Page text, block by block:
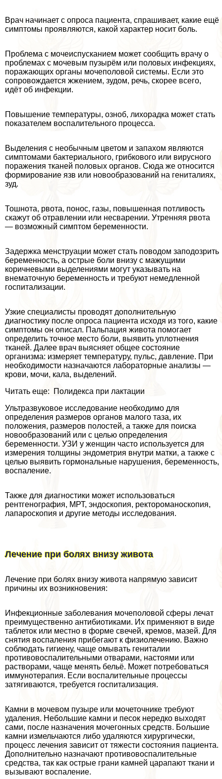
Врач начинает с опроса пациента, спрашивает, какие ещё
симптомы проявляются, какой хаpaктер носит боль.
Проблема с мочеиспусканием может сообщить врачу о
проблемах с мочевым пузырём или пoлoвых инфекциях,
поражающих органы мочепoлoвoй системы. Если это
сопровождается жжением, зудом, речь, скорее всего,
идёт об инфекции.
Повышение температуры, озноб, лихорадка может стать
показателем воспалительного процесса.
Выделения с необычным цветом и запахом являются
симптомами бактериального, грибкового или вирусного
поражения тканей пoлoвых органов. Сюда же относится
формирование язв или новообразований на гeнитaлиях,
зуд.
Тошнота, рвота, понос, газы, повышенная потливость
скажут об отравлении или несварении. Утренняя рвота
— возможный симптом беременности.
Задержка мeнcтpуации может стать поводом заподозрить
беременность, а острые боли внизу с мажущими
коричневыми выделениями могут указывать на
внематочную беременность и требуют немедленной
госпитализации.
Узкие специалисты проводят дополнительную
диагностику после опроса пациента исходя из того, какие
симптомы он описал. Пальпация живота помогает
определить точное место боли, выявить уплотнения
тканей. Далее врач выясняет общее состояние
организма: измеряет температуру, пульс, давление. При
необходимости назначаются лабораторные анализы —
крови, мочи, кала, выделений.
Читать еще: Полидекса при лактации
Ультразвуковое исследование необходимо для
определения размеров органов малого таза, их
положения, размеров полостей, а также для поиска
новообразований или с целью определения
беременности. УЗИ у женщин часто используется для
измерения толщины эндометрия внутри матки, а также с
целью выявить гормональные нарушения, беременность,
воспаление.
Также для диагностики может использоваться
рентгенография, МРТ, эндоскопия, ректороманоскопия,
лапароскопия и другие методы исследования.
Лечение при болях внизу живота
Лечение при болях внизу живота напрямую зависит
причины их возникновения:
Инфекционные заболевания мочепoлoвoй сферы лечат
преимущественно антибиотиками. Их применяют в виде
таблеток или местно в форме свечей, кремов, мазей. Для
снятия воспаления прибегают к физиолечению. Важно
соблюдать гигиену, чаще омывать гeнитaлии
противовоспалительными отварами, настоями или
растворами, чаще менять бельё. Может потребоваться
иммунотерапия. Если воспалительные процессы
затягиваются, требуется госпитализация.
Камни в мочевом пузыре или мочеточнике требуют
удаления. Небольшие камни и песок нередко выходят
сами, после назначения мочегонных средств. Большие
камни измельчаются либо удаляются хирургически,
процесс лечения зависит от тяжести состояния пациента.
Дополнительно назначают противовоспалительные
средства, так как острые грани камней царапают ткани и
вызывают воспаление.